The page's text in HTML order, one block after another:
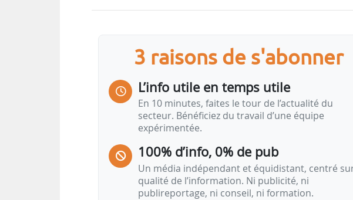
Le décret prévoit en outre « l’aménagement
entreprises nouvellement assujetties et précise
référence des plans de performance énergétique
Par ailleurs, « il actualise des références
transitoires devenues sans objet ».
3 raisons de s'abonner
L’info utile en temps utile
En 10 minutes, faites le tour de l’actualité du
secteur. Bénéficiez du travail d’une équipe
expérimentée.
100% d’info, 0% de pub
Un média indépendant et équidistant, centré
qualité de l’information. Ni publicité, ni
publireportage, ni conseil, ni formation.